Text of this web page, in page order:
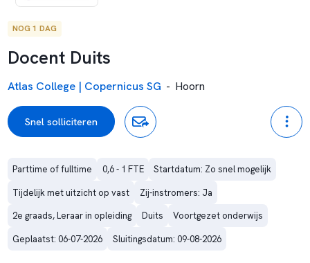
NOG 1 DAG
Docent Duits
Atlas College | Copernicus SG - Hoorn
Snel solliciteren
Parttime of fulltime 0,6 - 1 FTE
Startdatum: Zo snel mogelijk
Tijdelijk met uitzicht op vast
Zij-instromers: Ja
2e graads, Leraar in opleiding
Duits
Voortgezet onderwijs
Geplaatst: 06-07-2026
Sluitingsdatum: 09-08-2026